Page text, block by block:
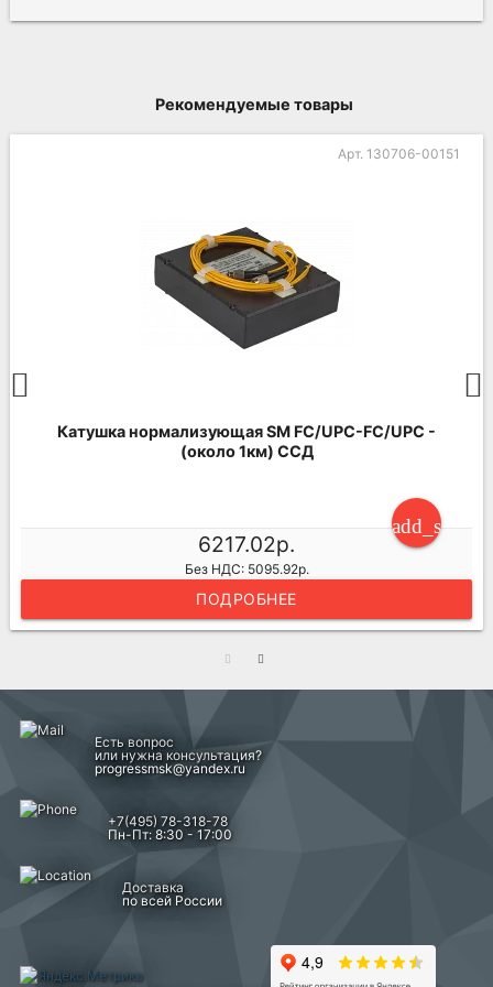
Рекомендуемые товары
Арт. 130706-00151
Катушка нормализующая SM FC/UPC-FC/UPC -
(около 1км) ССД
6217.02р.
Без НДС: 5095.92р.
ПОДРОБНЕЕ
Есть вопрос
или нужна консультация?
progressmsk@yandex.ru
+7(495) 78-318-78
Пн-Пт: 8:30 - 17:00
Доставка
по всей России